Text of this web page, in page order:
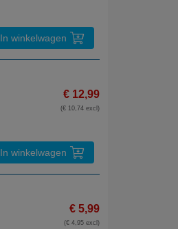
In winkelwagen
€ 12,99
(€ 10,74 excl)
In winkelwagen
€ 5,99
(€ 4,95 excl)